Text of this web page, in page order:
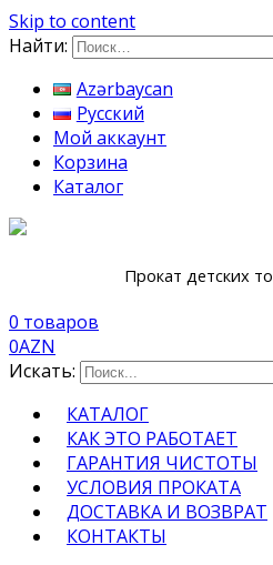
Skip to content
Найти:
Azərbaycan
Русский
Мой аккаунт
Корзина
Каталог
Прокат детских
0 товаров
0AZN
Искать:
КАТАЛОГ
КАК ЭТО РАБОТАЕТ
ГАРАНТИЯ ЧИСТОТЫ
УСЛОВИЯ ПРОКАТА
ДОСТАВКА И ВОЗВРАТ
КОНТАКТЫ